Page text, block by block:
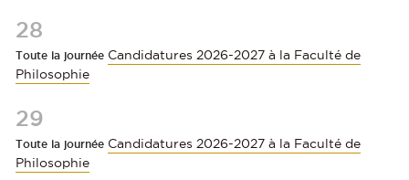
28
Toute la journée Candidatures 2026-2027 à la Faculté de
Philosophie
29
Toute la journée Candidatures 2026-2027 à la Faculté de
Philosophie